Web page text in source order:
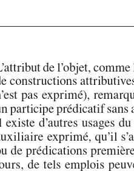
l'hypotypose contemporaine